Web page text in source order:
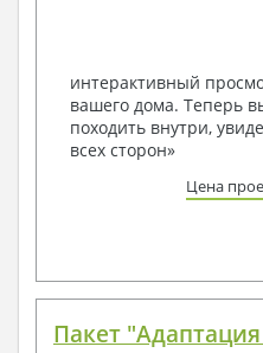
условий, за
Получить
наших
способом связи:
по viber, e-mail,
интерактивный
вашего дома. Теперь
походить внутри,
всех сторон»
Цена
Пакет